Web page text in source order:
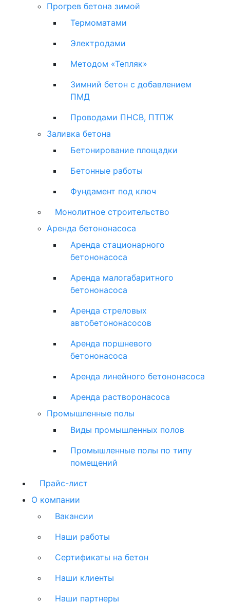
Прогрев бетона зимой
Термоматами
Электродами
Методом «Тепляк»
Зимний бетон с добавлением
ПМД
Проводами ПНСВ, ПТПЖ
Заливка бетона
Бетонирование площадки
Бетонные работы
Фундамент под ключ
Монолитное строительство
Аренда бетононасоса
Аренда стационарного
бетононасоса
Аренда малогабаритного
бетононасоса
Аренда стреловых
автобетононасосов
Аренда поршневого
бетононасоса
Аренда линейного бетононасоса
Аренда растворонасоса
Промышленные полы
Виды промышленных полов
Промышленные полы по типу
помещений
Прайс-лист
О компании
Вакансии
Наши работы
Сертификаты на бетон
Наши клиенты
Наши партнеры